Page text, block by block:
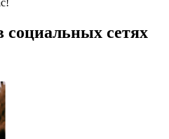
социальных сетях